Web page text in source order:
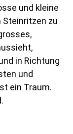
und kleine
Steinritzen zu
in Richtung
und
ein Traum.